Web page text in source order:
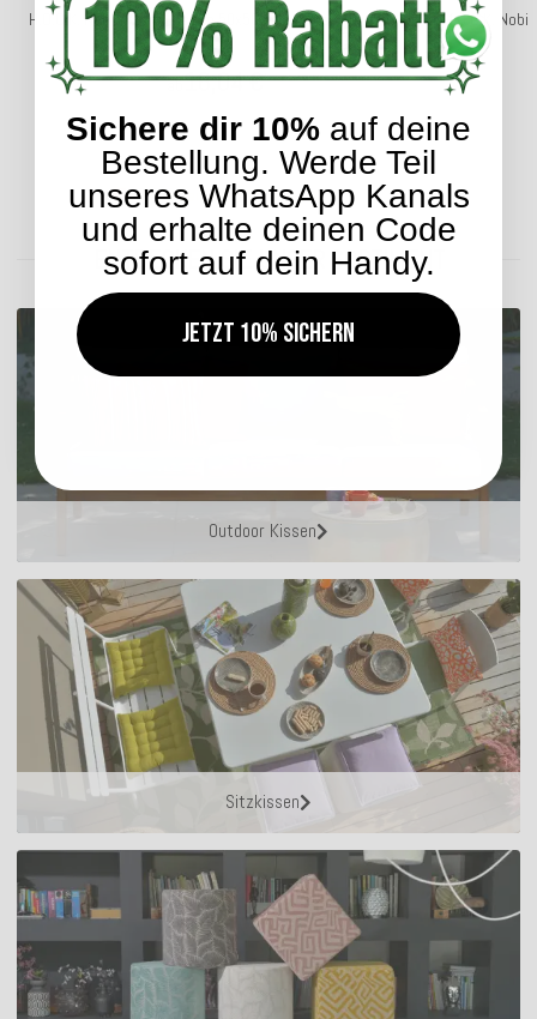
H.O.C.K. Nobile Samt Kissen 50x50cm deep-sky-blue 016
blau
ab18,04 €*
Lieferzeit: ca. 5-7 Werktage
H.O.C.K.
ENTDECKEN SIE UNSER SORTIMENT
Outdoor Kissen
Sitzkissen
Sichere dir 10% auf deine
Bestellung. Werde Teil
unseres WhatsApp Kanals
und erhalte deinen Code
sofort auf dein Handy.
Jetzt 10% sichern